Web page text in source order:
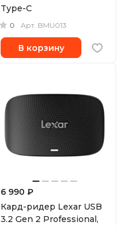
Type-C
0 Арт. BMU013
В корзину
6 990 ₽
Кард-ридер Lexar USB
3.2 Gen 2 Professional,